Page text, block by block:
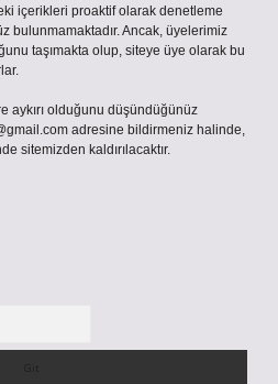
içerikleri proaktif olarak denetleme
bulunmamaktadır. Ancak, üyelerimiz
taşımakta olup, siteye üye olarak bu
aykırı olduğunu düşündüğünüz
adresine bildirmeniz halinde,
sitemizden kaldırılacaktır.